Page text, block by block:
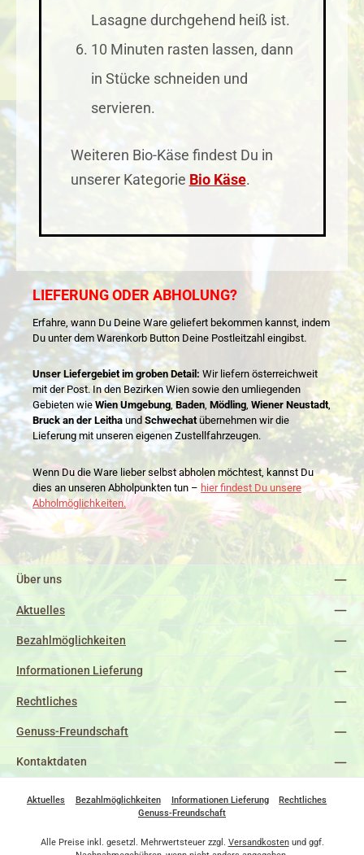
Lasagne durchgehend heiß ist.
10 Minuten rasten lassen, dann
in Stücke schneiden und
servieren.
Weiteren Bio-Käse findest Du in
unserer Kategorie Bio Käse.
LIEFERUNG ODER ABHOLUNG?
Erfahre, wann Du Deine Ware geliefert bekommen kannst, indem
Du unter dem Warenkorb Button Deine Postleitzahl eingibst.
Unser Liefergebiet im groben Detail: Wir liefern österreichweit
mit der Post. In den Bezirken Wien sowie den umliegenden
Gebieten wieWien Umgebung,Baden, Mödling, Wiener Neustadt,
Bruck an der Leitha und Schwechatübernehmen wir die
Lieferung mit unseren eigenen Zustellfahrzeugen.
Wenn Du die Ware lieber selbst abholen möchtest, kannst Du
dies an unseren Abholpunkten tun – hier findest Du unsere
Abholmöglichkeiten.
Über uns
Aktuelles
Bezahlmöglichkeiten
Informationen Lieferung
Rechtliches
Genuss-Freundschaft
Kontaktdaten
Aktuelles Bezahlmöglichkeiten Informationen Lieferung
Rechtliches
Genuss-Freundschaft
Alle Preise inkl. gesetzl. Mehrwertsteuer zzgl. Versandkostenund ggf.